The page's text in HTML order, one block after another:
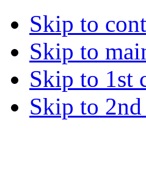
Skip to
Skip to
Skip to 1st
Skip to